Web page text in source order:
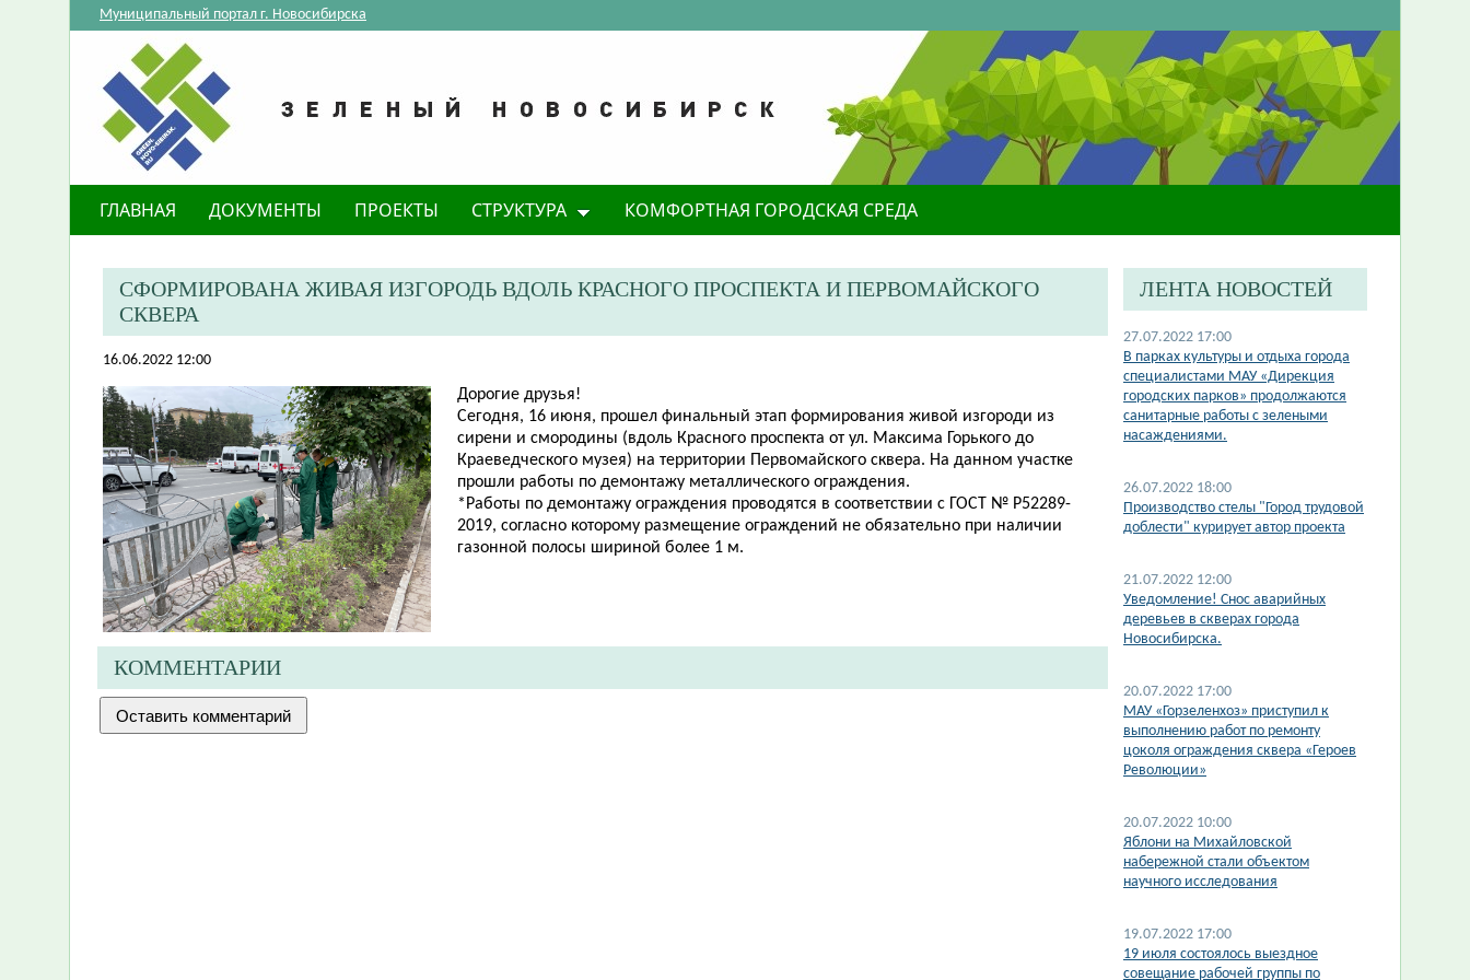
Муниципальный портал г. Новосибирска
ГЛАВНАЯ ДОКУМЕНТЫ ПРОЕКТЫ СТРУКТУРА КОМФОРТНАЯ ГОРОДСКАЯ СРЕДА
СФОРМИРОВАНА ЖИВАЯ ИЗГОРОДЬ ВДОЛЬ КРАСНОГО ПРОСПЕКТА И ПЕРВОМАЙСКОГО
СКВЕРА
16.06.2022 12:00
Дорогие друзья!
Сегодня, 16 июня, прошел финальный этап формирования живой изгороди из
сирени и смородины (вдоль Красного проспекта от ул. Максима Горького до
Краеведческого музея) на территории Первомайского сквера. На данном участке
прошли работы по демонтажу металлического ограждения.
*Работы по демонтажу ограждения проводятся в соответствии с ГОСТ № Р52289-
2019, согласно которому размещение ограждений не обязательно при наличии
газонной полосы шириной более 1 м.
КОММЕНТАРИИ
ЛЕНТА НОВОСТЕЙ
27.07.2022 17:00
В парках культуры и отдыха города
специалистами МАУ «Дирекция
городских парков» продолжаются
санитарные работы с зелеными
насаждениями.
26.07.2022 18:00
Производство стелы "Город трудовой
доблести" курирует автор проекта
21.07.2022 12:00
​Уведомление! Снос аварийных
деревьев в скверах города
Новосибирска.
20.07.2022 17:00
МАУ «Горзеленхоз» приступил к
выполнению работ по ремонту
цоколя ограждения сквера «Героев
Революции»
20.07.2022 10:00
​Яблони на Михайловской
набережной стали объектом
научного исследования
19.07.2022 17:00
19 июля состоялось выездное
совещание рабочей группы по